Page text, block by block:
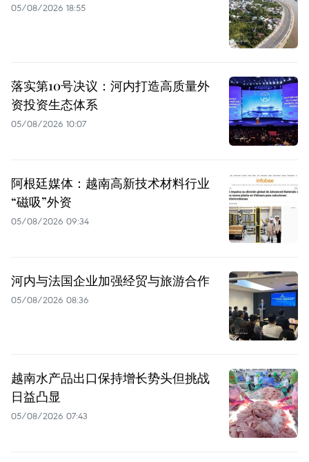
05/08/2026 18:55
落实第10号决议：河内打造高质量外
资投资生态体系
05/08/2026 10:07
阿根廷媒体：越南高新技术材料行业
“磁吸”外资
05/08/2026 09:34
河内与法国企业加强经贸与旅游合作
05/08/2026 08:36
越南水产品出口保持增长势头但挑战
日益凸显
05/08/2026 07:43